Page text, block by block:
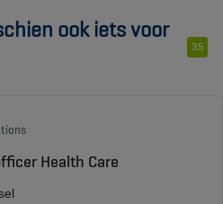
ook iets voor
35
Health Care